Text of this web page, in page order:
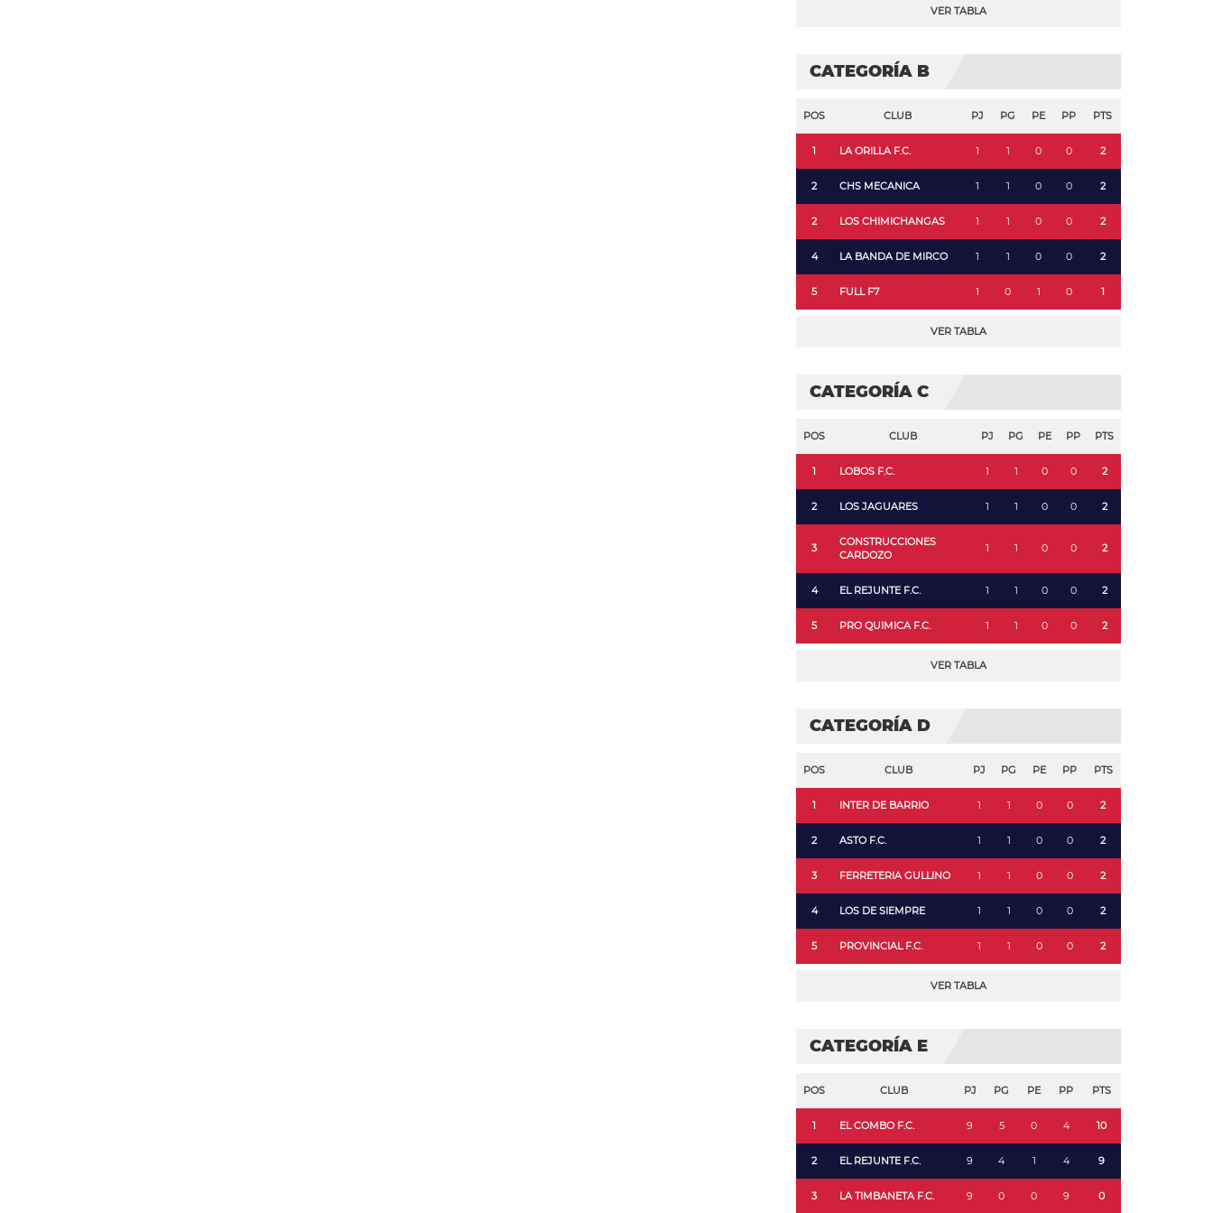
VER TABLA
CATEGORÍA B
POS CLUB PJ PG PE PP PTS
1 LA ORILLA F.C. 1 1 0 0 2
2 CHS MECANICA 1 1 0 0 2
2 LOS CHIMICHANGAS 1 1 0 0 2
4 LA BANDA DE MIRCO 1 1 0 0 2
5 FULL F7 1 0 1 0 1
VER TABLA
CATEGORÍA C
POS CLUB PJ PG PE PP PTS
1 LOBOS F.C. 1 1 0 0 2
2 LOS JAGUARES 1 1 0 0 2
3
CONSTRUCCIONES
CARDOZO
1 1 0 0 2
4 EL REJUNTE F.C. 1 1 0 0 2
5 PRO QUIMICA F.C. 1 1 0 0 2
VER TABLA
CATEGORÍA D
POS CLUB PJ PG PE PP PTS
1 INTER DE BARRIO 1 1 0 0 2
2 ASTO F.C. 1 1 0 0 2
3 FERRETERIA GULLINO 1 1 0 0 2
4 LOS DE SIEMPRE 1 1 0 0 2
5 PROVINCIAL F.C. 1 1 0 0 2
VER TABLA
CATEGORÍA E
POS CLUB PJ PG PE PP PTS
1 EL COMBO F.C. 9 5 0 4 10
2 EL REJUNTE F.C. 9 4 1 4 9
3 LA TIMBANETA F.C. 9 0 0 9 0